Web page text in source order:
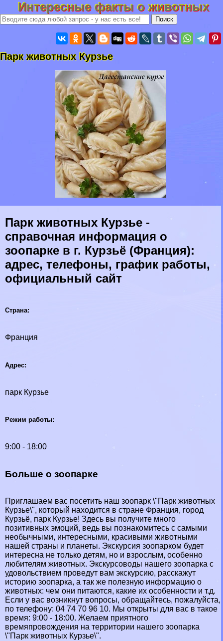
Интересные факты о животных
Парк животных Курзье
Парк животных Курзье -
справочная информация о
зоопарке в г. Курзьё (Франция):
адрес, телефоны, график работы,
официальный сайт
Страна:
Франция
Адрес:
парк Курзье
Режим работы:
9:00 - 18:00
Больше о зоопарке
Приглашаем вас посетить наш зоопарк \"Парк животных
Курзье\", который находится в стране Франция, город
Курзьё, парк Курзье! Здесь вы получите много
позитивных эмоций, ведь вы познакомитесь с самыми
необычными, интересными, красивыми животными
нашей страны и планеты. Экскурсия зоопарком будет
интересна не только детям, но и взрослым, особенно
любителям животных. Экскурсоводы нашего зоопарка с
удовольствием проведут вам экскурсию, расскажут
историю зоопарка, а так же полезную информацию о
животных: чем они питаются, какие их особенности и т.д.
Если у вас возникнут вопросы, обращайтесь, пожалуйста,
по телефону: 04 74 70 96 10. Мы открыты для вас в такое
время: 9:00 - 18:00. Желаем приятного
времяпровождения на территории нашего зоопарка
\"Парк животных Курзье\".